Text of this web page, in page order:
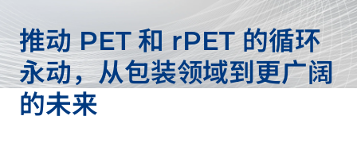
推动 PET 和 rPET 的循环
永动，从包装领域到更广阔
的未来